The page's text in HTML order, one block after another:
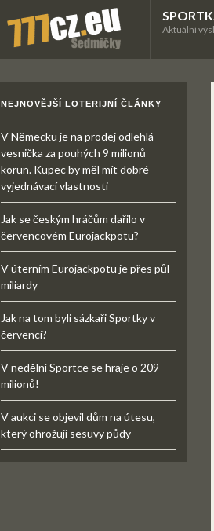
Aktuální
NEJNOVĚJŠÍ LOTERIJNÍ ČLÁNKY
V Německu je na prodej odlehlá
vesnička za pouhých 9 milionů
korun. Kupec by měl mít dobré
vyjednávací vlastnosti
Jak se českým hráčům dařilo v
červencovém Eurojackpotu?
V úterním Eurojackpotu je přes půl
miliardy
Jak na tom byli sázkaři Sportky v
červenci?
V nedělní Sportce se hraje o 209
milionů!
V aukci se objevil dům na útesu,
který ohrožují sesuvy půdy